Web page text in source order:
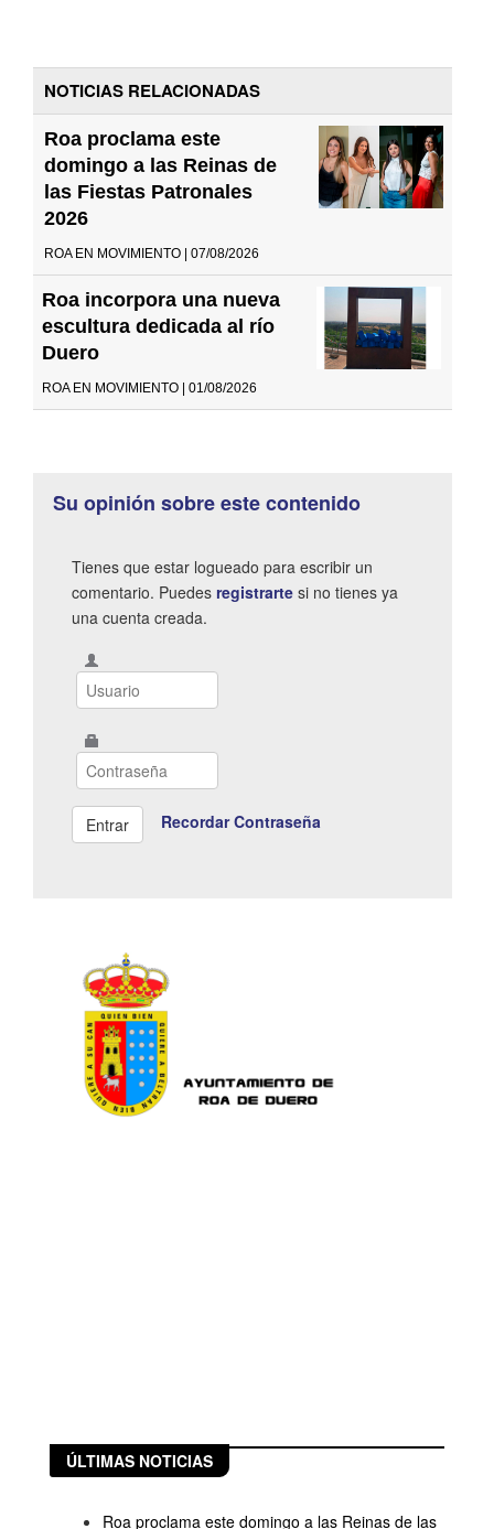
NOTICIAS RELACIONADAS
Roa proclama este
domingo a las Reinas de
las Fiestas Patronales
2026
ROA EN MOVIMIENTO | 07/08/2026
Roa incorpora una nueva
escultura dedicada al río
Duero
ROA EN MOVIMIENTO | 01/08/2026
Su opinión sobre este contenido
Tienes que estar logueado para escribir un
comentario. Puedes registrarte si no tienes ya
una cuenta creada.
Recordar Contraseña
ÚLTIMAS NOTICIAS
Roa proclama este domingo a las Reinas de las